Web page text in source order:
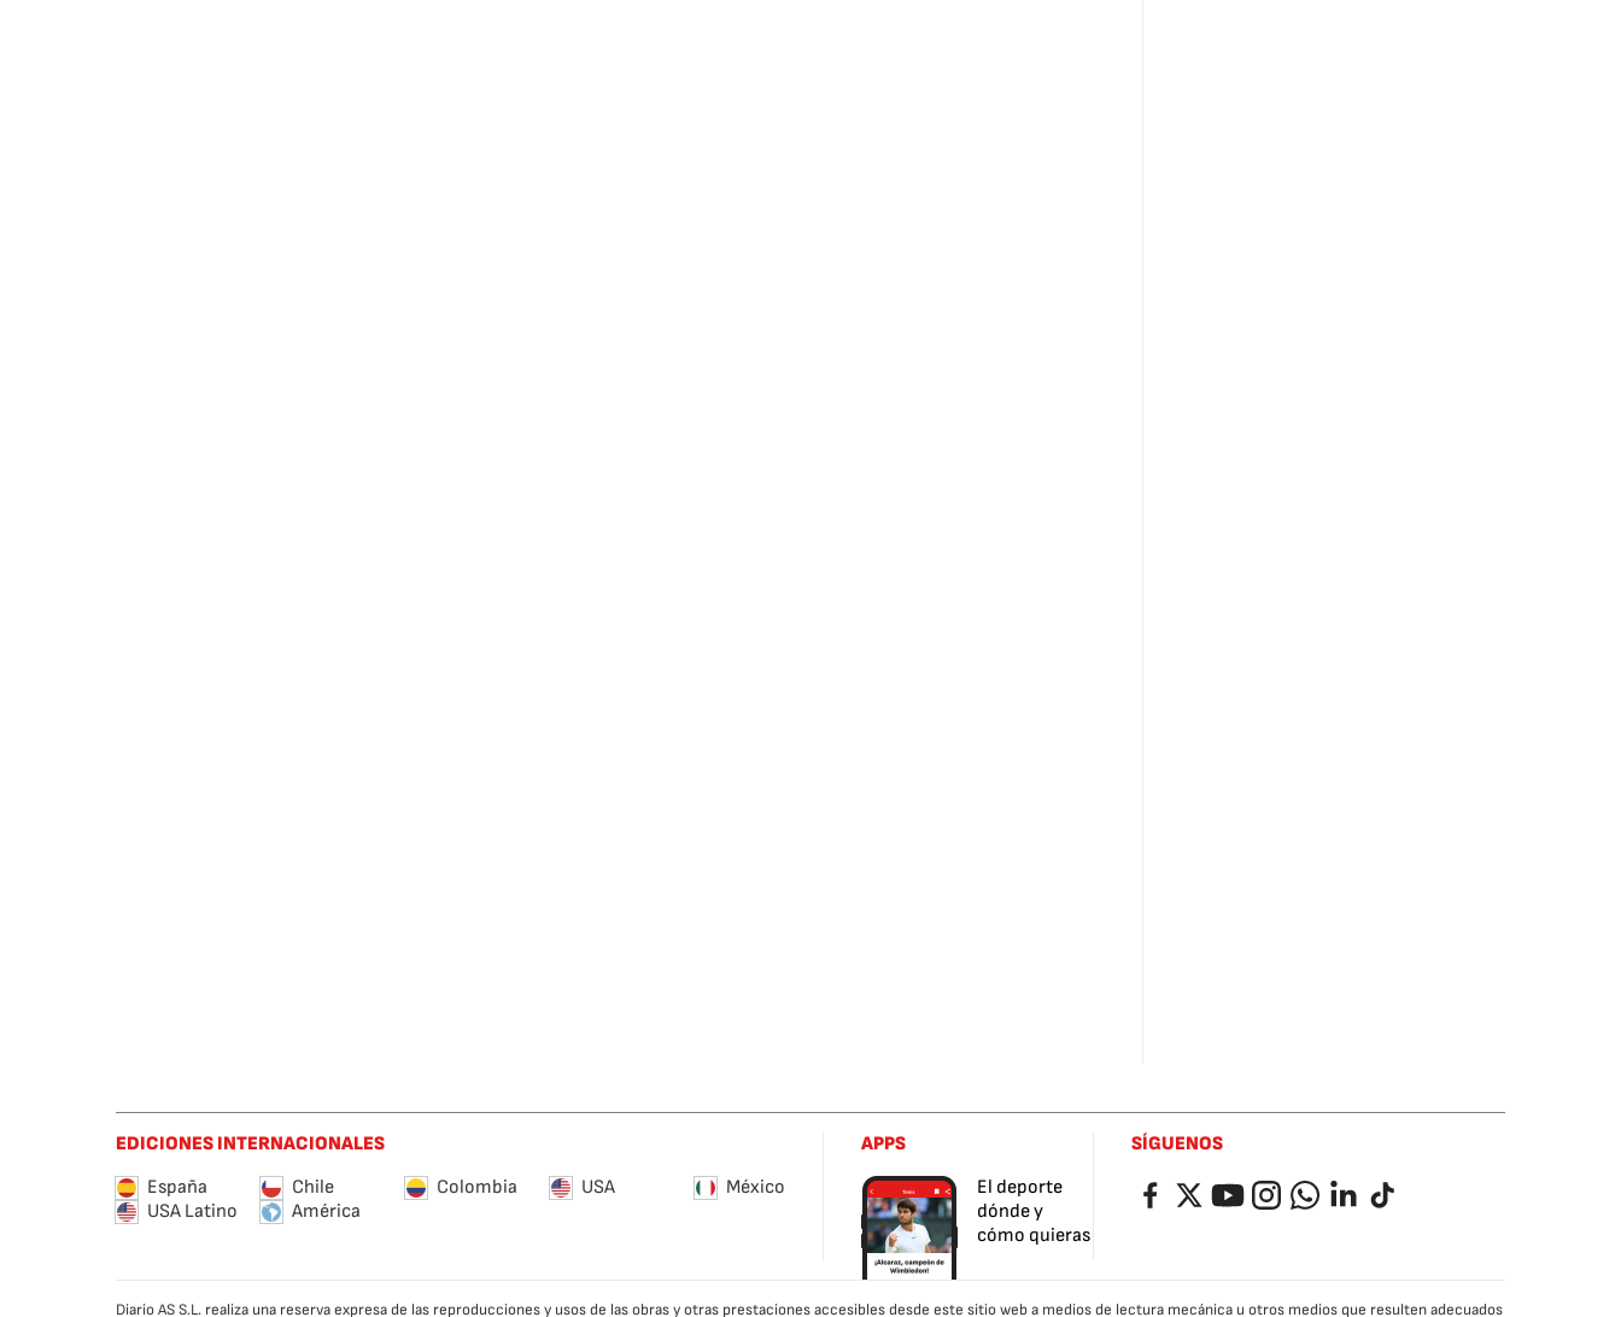
EDICIONES INTERNACIONALES
España
Chile Colombia USA
México
USA Latino
América
APPS
El deporte
dónde y
cómo quieras
SÍGUENOS
FacebookTwitterYouTubeInstagramWhatsappLinkedIn
TikTok
Diario AS S.L. realiza una reserva expresa de las reproducciones y usos de las obras y otras prestaciones accesibles desde este sitio web a medios de lectura mecánica u otros medios que resulten adecuados